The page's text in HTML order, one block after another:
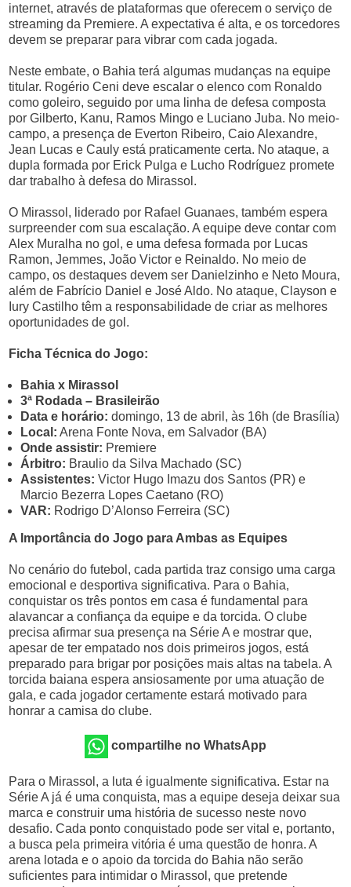
internet, através de plataformas que oferecem o serviço de
streaming da Premiere. A expectativa é alta, e os torcedores
devem se preparar para vibrar com cada jogada.
Neste embate, o Bahia terá algumas mudanças na equipe
titular. Rogério Ceni deve escalar o elenco com Ronaldo
como goleiro, seguido por uma linha de defesa composta
por Gilberto, Kanu, Ramos Mingo e Luciano Juba. No meio-
campo, a presença de Everton Ribeiro, Caio Alexandre,
Jean Lucas e Cauly está praticamente certa. No ataque, a
dupla formada por Erick Pulga e Lucho Rodríguez promete
dar trabalho à defesa do Mirassol.
O Mirassol, liderado por Rafael Guanaes, também espera
surpreender com sua escalação. A equipe deve contar com
Alex Muralha no gol, e uma defesa formada por Lucas
Ramon, Jemmes, João Victor e Reinaldo. No meio de
campo, os destaques devem ser Danielzinho e Neto Moura,
além de Fabrício Daniel e José Aldo. No ataque, Clayson e
Iury Castilho têm a responsabilidade de criar as melhores
oportunidades de gol.
Ficha Técnica do Jogo:
Bahia x Mirassol
3ª Rodada – Brasileirão
Data e horário: domingo, 13 de abril, às 16h (de Brasília)
Local: Arena Fonte Nova, em Salvador (BA)
Onde assistir: Premiere
Árbitro: Braulio da Silva Machado (SC)
Assistentes: Victor Hugo Imazu dos Santos (PR) e
Marcio Bezerra Lopes Caetano (RO)
VAR: Rodrigo D’Alonso Ferreira (SC)
A Importância do Jogo para Ambas as Equipes
No cenário do futebol, cada partida traz consigo uma carga
emocional e desportiva significativa. Para o Bahia,
conquistar os três pontos em casa é fundamental para
alavancar a confiança da equipe e da torcida. O clube
precisa afirmar sua presença na Série A e mostrar que,
apesar de ter empatado nos dois primeiros jogos, está
preparado para brigar por posições mais altas na tabela. A
torcida baiana espera ansiosamente por uma atuação de
gala, e cada jogador certamente estará motivado para
honrar a camisa do clube.
compartilhe no WhatsApp
Para o Mirassol, a luta é igualmente significativa. Estar na
Série A já é uma conquista, mas a equipe deseja deixar sua
marca e construir uma história de sucesso neste novo
desafio. Cada ponto conquistado pode ser vital e, portanto,
a busca pela primeira vitória é uma questão de honra. A
arena lotada e o apoio da torcida do Bahia não serão
suficientes para intimidar o Mirassol, que pretende